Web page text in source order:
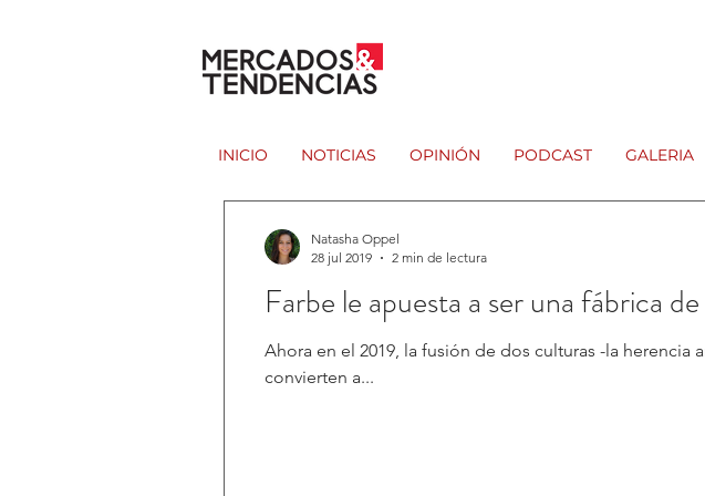
INICIO NOTICIAS OPINIÓN PODCAST GALERIA
Farbe le apuesta a ser una fábrica
Ahora en el 2019, la fusión de dos culturas -la
convierten a...
Natasha Oppel
28 jul 2019
2 min de lectura